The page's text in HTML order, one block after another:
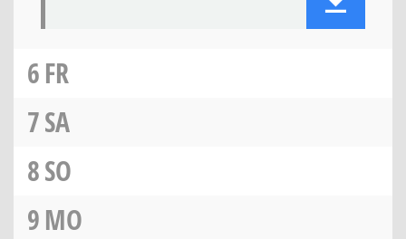
6FR
7SA
8SO
9MO